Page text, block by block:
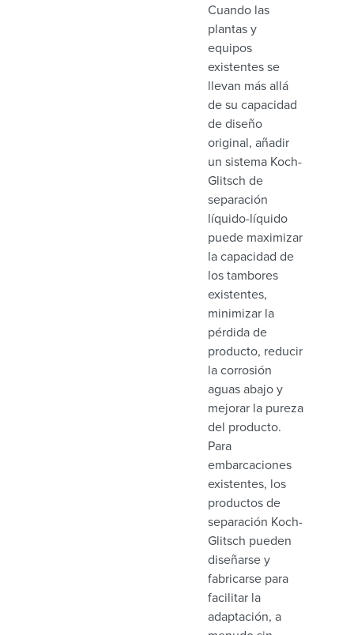
Cuando las
plantas y
equipos
existentes se
llevan más allá
de su capacidad
de diseño
original, añadir
un sistema Koch-
Glitsch de
separación
líquido-líquido
puede maximizar
la capacidad de
los tambores
existentes,
minimizar la
pérdida de
producto, reducir
la corrosión
aguas abajo y
mejorar la pureza
del producto.
Para
embarcaciones
existentes, los
productos de
separación Koch-
Glitsch pueden
diseñarse y
fabricarse para
facilitar la
adaptación, a